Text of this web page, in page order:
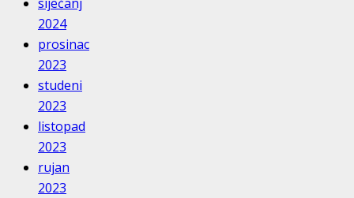
2024
prosinac
2023
studeni
2023
listopad
2023
rujan
2023